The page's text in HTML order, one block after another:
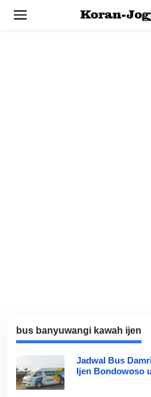
bus banyuwangi kawah ijen
Jadwal Bus
Ijen Bondowoso